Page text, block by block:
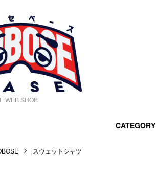
WEB SHOP
CATEGORY
スウェットシャツ